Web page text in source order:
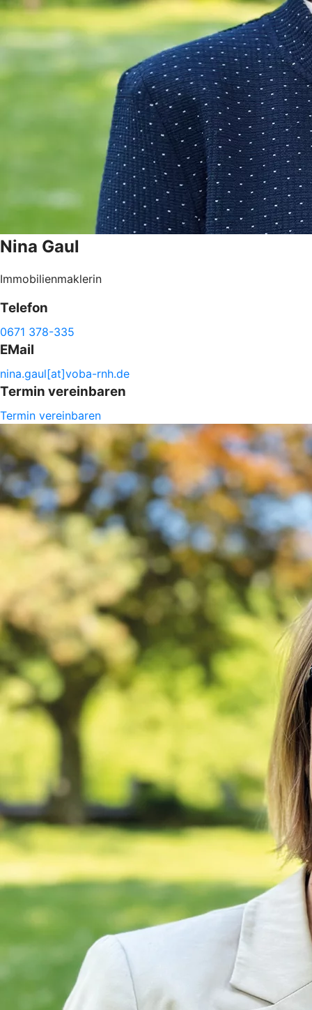
Nina Gaul
Immobilienmaklerin
Telefon
0671 378-335
EMail
nina.gaul[at]voba-rnh.de
Termin vereinbaren
Termin vereinbaren